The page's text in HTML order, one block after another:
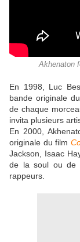
Akhenaton
En 1998, Luc
bande originale
de chaque
invita plusieurs
En 2000,
originale du film
Jackson, Isaac
de la soul ou de
rappeurs.